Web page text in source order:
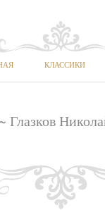
КЛАССИКИ
~ Глазков